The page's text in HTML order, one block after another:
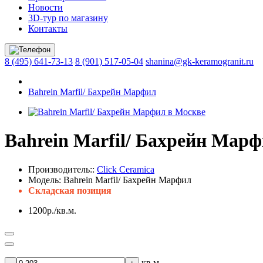
Новости
3D-тур по магазину
Контакты
8 (495) 641-73-13 8 (901) 517-05-04 shanina@gk-keramogranit.ru
Bahrein Marfil/ Бахрейн Марфил
Bahrein Marfil/ Бахрейн
Производитель:: Click Ceramica
Модель: Bahrein Marfil/ Бахрейн Марфил
Складская позиция
1200р./кв.м.